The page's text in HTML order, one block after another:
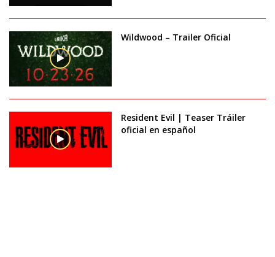
Wildwood – Trailer Oficial
Resident Evil | Teaser Tráiler
oficial en español